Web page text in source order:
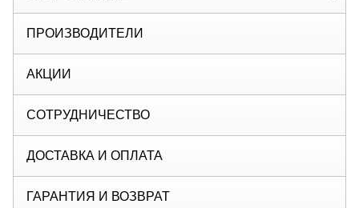
ПРОИЗВОДИТЕЛИ
АКЦИИ
СОТРУДНИЧЕСТВО
ДОСТАВКА И ОПЛАТА
ГАРАНТИЯ И ВОЗВРАТ